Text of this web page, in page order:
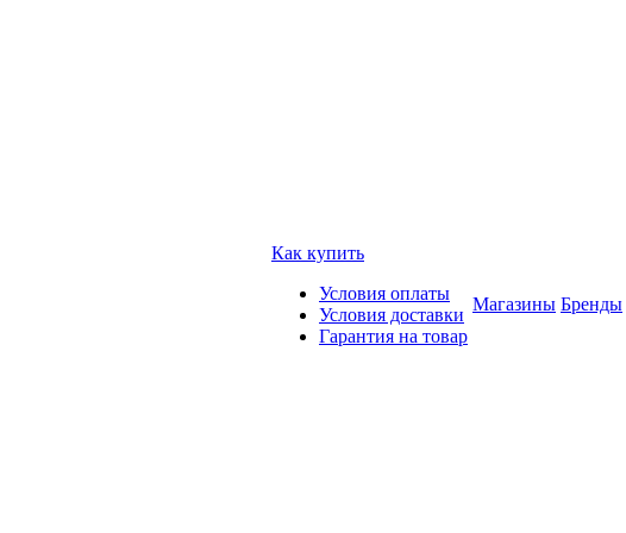
Как купить
Условия оплаты
Условия доставки
Гарантия на товар
Магазины Бренды